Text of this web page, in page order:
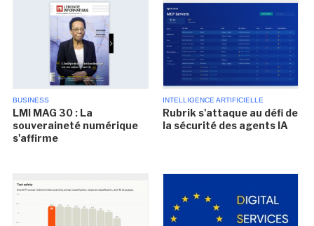
BUSINESS
LMI MAG 30 : La
souveraineté numérique
s'affirme
INTELLIGENCE ARTIFICIELLE
Rubrik s'attaque au défi de
la sécurité des agents IA